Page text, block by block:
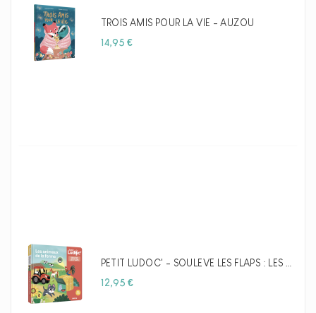
TROIS AMIS POUR LA VIE - AUZOU
14,95 €Prix
12,95 €Prix